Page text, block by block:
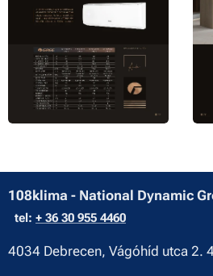
108klima - National
tel: + 36 30 955 4460
4034 Debrecen, Vágóhíd utca 2.